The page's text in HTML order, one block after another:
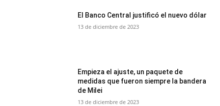
El Banco Central justificó el nuevo dólar
13 de diciembre de 2023
Empieza el ajuste, un paquete de
medidas que fueron siempre la bandera
de Milei
13 de diciembre de 2023